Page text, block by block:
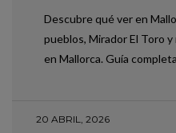
Descubre qué ver en
pueblos, Mirador El Toro
en Mallorca. Guía
20 ABRIL, 2026